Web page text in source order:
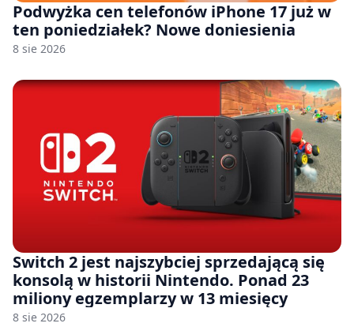
Podwyżka cen telefonów iPhone 17 już w
ten poniedziałek? Nowe doniesienia
8 sie 2026
Switch 2 jest najszybciej sprzedającą się
konsolą w historii Nintendo. Ponad 23
miliony egzemplarzy w 13 miesięcy
8 sie 2026